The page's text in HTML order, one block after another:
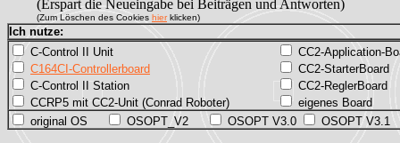
(Erspart die Neueingabe bei Beiträgen und Antworten)
(Zum Löschen des Cookies hierklicken)
Ich nutze:
C-Control II Unit
C164CI-Controllerboard
C-Control II Station
CCRP5 mit CC2-Unit (Conrad Roboter)
CC2-Application-
CC2-StarterBoard
CC2-ReglerBoard
eigenes Board
original OS
OSOPT_V2 OSOPT V3.0 OSOPT V3.1